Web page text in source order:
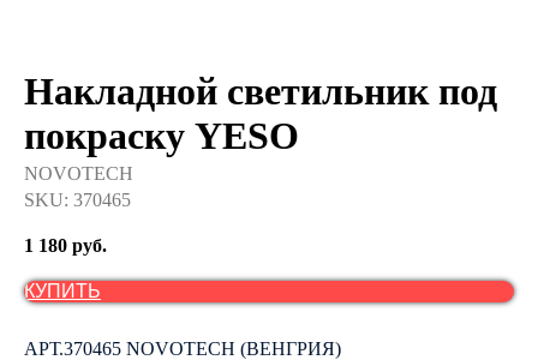
Накладной светильник под
покраску YESO
NOVOTECH
SKU: 370465
1 180 руб.
КУПИТЬ
АРТ.370465 NOVOTECH (ВЕНГРИЯ)